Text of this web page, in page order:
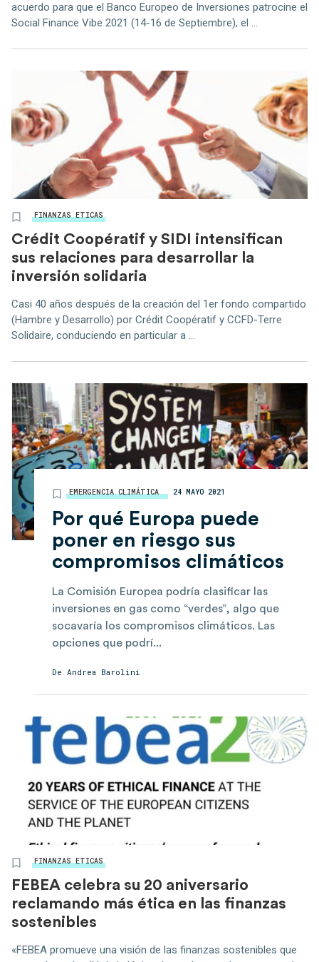
acuerdo para que el Banco Europeo de Inversiones patrocine el
Social Finance Vibe 2021 (14-16 de Septiembre), el ...
FINANZAS ETICAS
Crédit Coopératif y SIDI intensifican
sus relaciones para desarrollar la
inversión solidaria
Casi 40 años después de la creación del 1er fondo compartido
(Hambre y Desarrollo) por Crédit Coopératif y CCFD-Terre
Solidaire, conduciendo en particular a ...
FINANZAS ETICAS
FEBEA celebra su 20 aniversario
reclamando más ética en las finanzas
sostenibles
«FEBEA promueve una visión de las finanzas sostenibles que
EMERGENCIA CLIMÁTICA 24 MAYO 2021
Por qué Europa puede
poner en riesgo sus
compromisos climáticos
La Comisión Europea podría clasificar las
inversiones en gas como “verdes”, algo que
socavaría los compromisos climáticos. Las
opciones que podrí...
De Andrea Barolini